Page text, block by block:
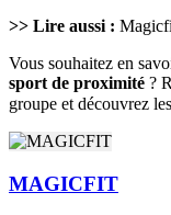
>> Lire aussi :
Vous souhaitez en
sport de proximité ?
groupe et découvrez les
MAGICFIT